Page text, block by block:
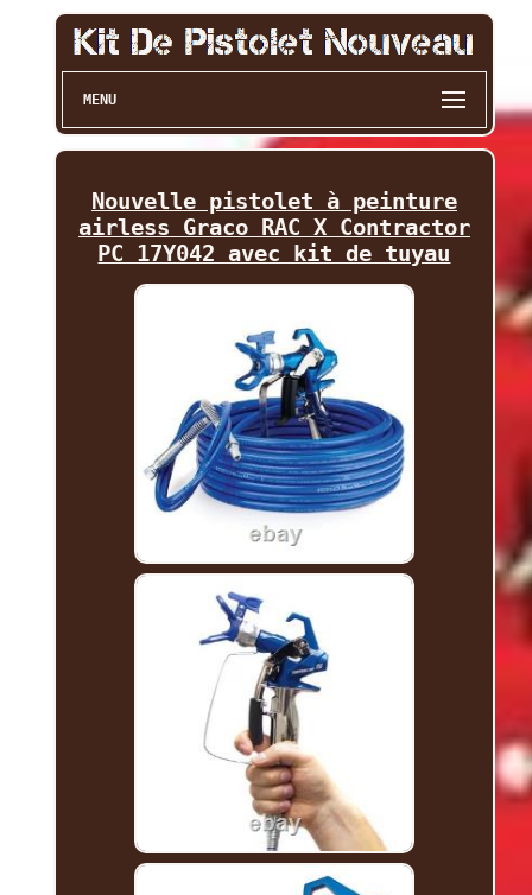
MENU
Nouvelle pistolet à peinture
airless Graco RAC X Contractor
PC 17Y042 avec kit de tuyau